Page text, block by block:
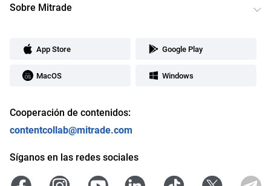
Sobre Mitrade
App Store Google Play
MacOS Windows
Cooperación de contenidos:
contentcollab@mitrade.com
Síganos en las redes sociales